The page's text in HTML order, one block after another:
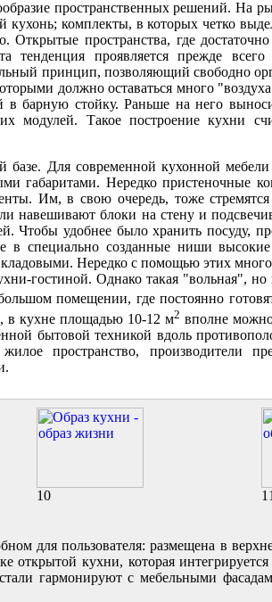
пространственных решений. На
комплекты, в которых четко
Открытые пространства, где
проявляется прежде
принцип, позволяющий свободно
должно оставаться много
в барную стойку. Раньше на него
модулей. Такое построение кухни
Для современной кухонной
габаритами. Нередко пристеночные
Им, в свою очередь, тоже
навешивают блоки на стену и
Чтобы удобнее было хранить посуду,
в специально созданные ниши
Нередко с помощью этих
гостиной. Однако такая "вольная",
помещении, где постоянно
в кухне площадью 10-12 м2 вполне
бытовой техникой вдоль
пространство, производители
10 11
для пользователя: размещена в
открытой кухни, которая
гармонируют с мебельными